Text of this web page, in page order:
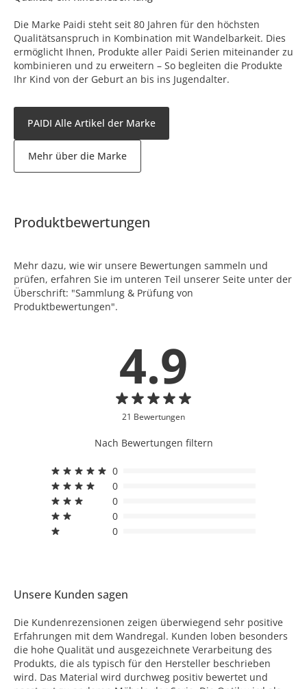
Die Marke Paidi steht seit 80 Jahren für den höchsten
Qualitätsanspruch in Kombination mit Wandelbarkeit. Dies
ermöglicht Ihnen, Produkte aller Paidi Serien miteinander zu
kombinieren und zu erweitern – So begleiten die Produkte
Ihr Kind von der Geburt an bis ins Jugendalter.
PAIDI Alle Artikel der Marke
Mehr über die Marke
Produktbewertungen
Mehr dazu, wie wir unsere Bewertungen sammeln und
prüfen, erfahren Sie im unteren Teil unserer Seite unter der
Überschrift: "Sammlung & Prüfung von
Produktbewertungen".
4.9
21 Bewertungen
Nach Bewertungen filtern
0
0
0
0
0
Unsere Kunden sagen
Die Kundenrezensionen zeigen überwiegend sehr positive
Erfahrungen mit dem Wandregal. Kunden loben besonders
die hohe Qualität und ausgezeichnete Verarbeitung des
Produkts, die als typisch für den Hersteller beschrieben
wird. Das Material wird durchweg positiv bewertet und